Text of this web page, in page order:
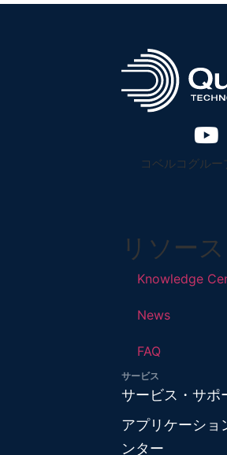
コベルコグルー
リソース
Knowledge
News
FAQ
サービス
サービス・サポ
アプリケーショ
ンター